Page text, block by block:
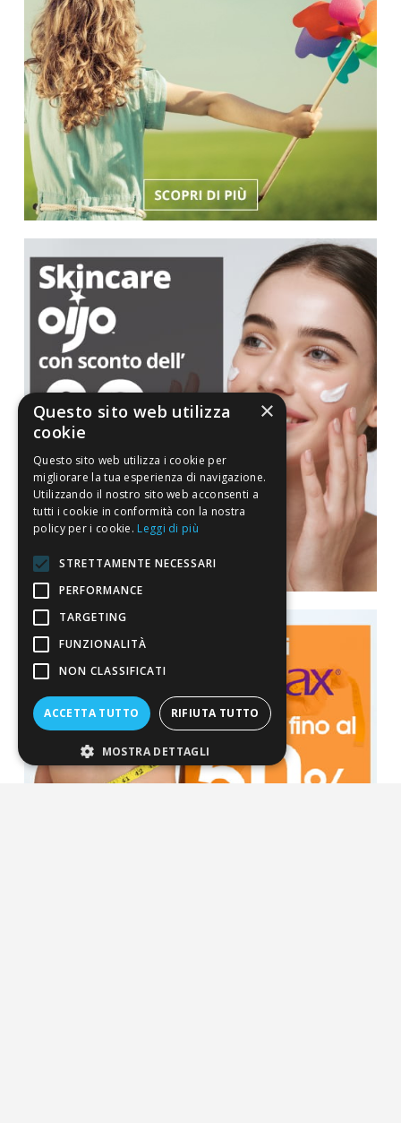
×
Questo sito web utilizza
cookie
Questo sito web utilizza i cookie per
migliorare la tua esperienza di navigazione.
Utilizzando il nostro sito web acconsenti a
tutti i cookie in conformità con la nostra
policy per i cookie. Leggi di più
STRETTAMENTE NECESSARI
PERFORMANCE
TARGETING
FUNZIONALITÀ
NON CLASSIFICATI
ACCETTA TUTTO RIFIUTA TUTTO
MOSTRA DETTAGLI